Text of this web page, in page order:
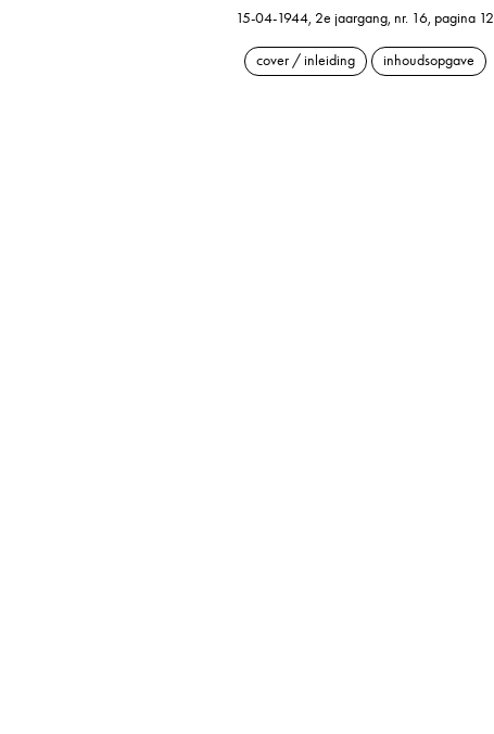
15-04-1944, 2e jaargang, nr. 16, pagina 12
cover / inleiding inhoudsopgave